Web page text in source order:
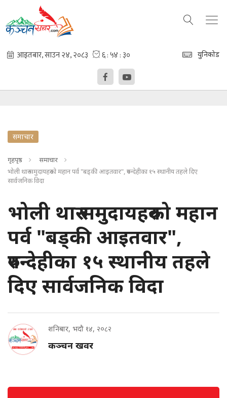
युनिकोड
समाचार
गृहपृष्ठ
समाचार
भोली थारु समुदायहरुको महान पर्व "बड्की आइतवार", रुपन्देहीका १५ स्थानीय तहले दिए
सार्वजनिक विदा
भोली थारु समुदायहरुको महान
पर्व "बड्की आइतवार",
रुपन्देहीका १५ स्थानीय तहले
दिए सार्वजनिक विदा
शनिबार, भदौ १४, २०८२
कञ्चन खवर